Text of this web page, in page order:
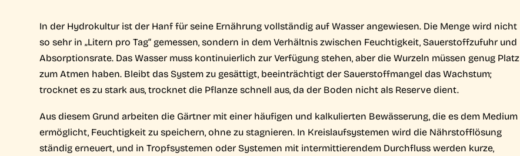
In der Hydrokultur ist der Hanf für seine Ernährung vollständig auf Wasser angewiesen. Die Menge wird nicht
so sehr in „Litern pro Tag“ gemessen, sondern in dem Verhältnis zwischen Feuchtigkeit, Sauerstoffzufuhr und
Absorptionsrate. Das Wasser muss kontinuierlich zur Verfügung stehen, aber die Wurzeln müssen genug Platz
zum Atmen haben. Bleibt das System zu gesättigt, beeinträchtigt der Sauerstoffmangel das Wachstum;
trocknet es zu stark aus, trocknet die Pflanze schnell aus, da der Boden nicht als Reserve dient.
Aus diesem Grund arbeiten die Gärtner mit einer häufigen und kalkulierten Bewässerung, die es dem Medium
ermöglicht, Feuchtigkeit zu speichern, ohne zu stagnieren. In Kreislaufsystemen wird die Nährstofflösung
ständig erneuert, und in Tropfsystemen oder Systemen mit intermittierendem Durchfluss werden kurze,